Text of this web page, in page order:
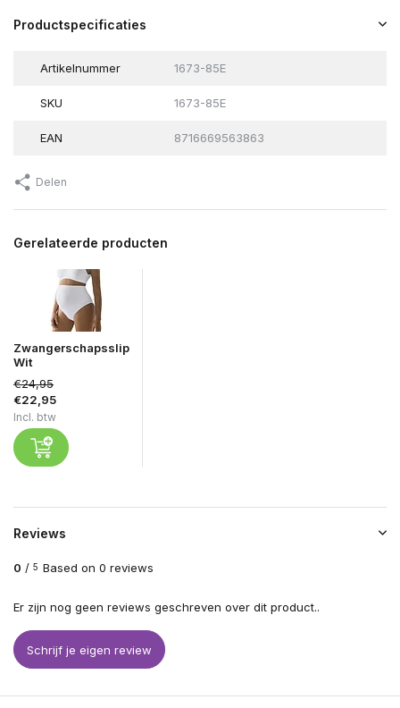
Productspecificaties
Artikelnummer 1673-85E
SKU 1673-85E
EAN 8716669563863
Delen
Gerelateerde producten
Zwangerschapsslip
Wit
€24,95
€22,95
Incl. btw
Reviews
0 / 5 Based on 0 reviews
Er zijn nog geen reviews geschreven over dit product..
Schrijf je eigen review